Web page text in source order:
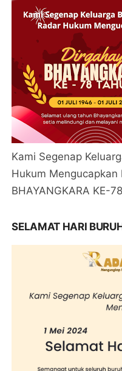
Kami Segenap
Hukum Mengucapkan
BHAYANGKARA KE-78
SELAMAT HARI